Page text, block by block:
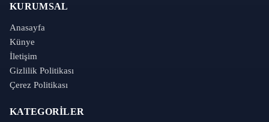
KURUMSAL
Anasayfa
Künye
İletişim
Gizlilik Politikası
Çerez Politikası
KATEGORILER